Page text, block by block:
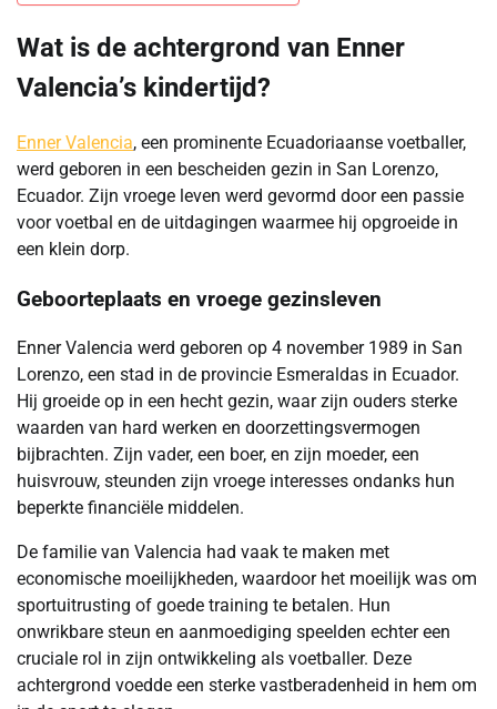
Wat is de achtergrond van Enner
Valencia’s kindertijd?
Enner Valencia, een prominente Ecuadoriaanse voetballer,
werd geboren in een bescheiden gezin in San Lorenzo,
Ecuador. Zijn vroege leven werd gevormd door een passie
voor voetbal en de uitdagingen waarmee hij opgroeide in
een klein dorp.
Geboorteplaats en vroege gezinsleven
Enner Valencia werd geboren op 4 november 1989 in San
Lorenzo, een stad in de provincie Esmeraldas in Ecuador.
Hij groeide op in een hecht gezin, waar zijn ouders sterke
waarden van hard werken en doorzettingsvermogen
bijbrachten. Zijn vader, een boer, en zijn moeder, een
huisvrouw, steunden zijn vroege interesses ondanks hun
beperkte financiële middelen.
De familie van Valencia had vaak te maken met
economische moeilijkheden, waardoor het moeilijk was om
sportuitrusting of goede training te betalen. Hun
onwrikbare steun en aanmoediging speelden echter een
cruciale rol in zijn ontwikkeling als voetballer. Deze
achtergrond voedde een sterke vastberadenheid in hem om